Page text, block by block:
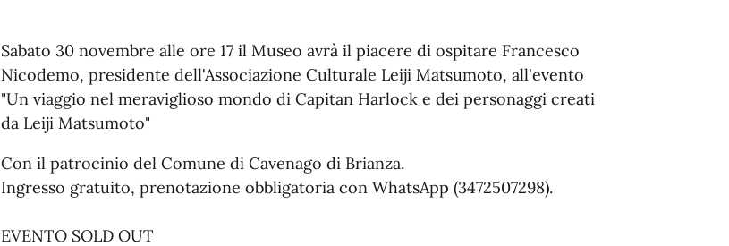
Sabato 30 novembre alle ore 17 il Museo avrà il piacere di ospitare Francesco
Nicodemo, presidente dell'Associazione Culturale Leiji Matsumoto, all'evento
"Un viaggio nel meraviglioso mondo di Capitan Harlock e dei personaggi creati
da Leiji Matsumoto"
Con il patrocinio del Comune di Cavenago di Brianza.
Ingresso gratuito, prenotazione obbligatoria con WhatsApp (3472507298).
EVENTO SOLD OUT